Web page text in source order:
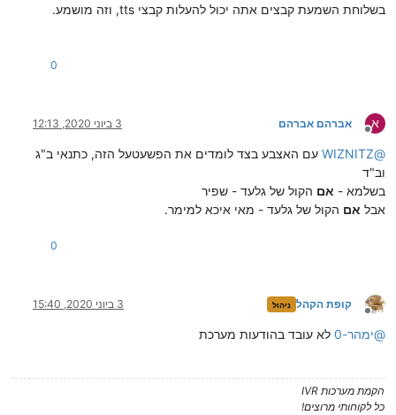
בשלוחת השמעת קבצים אתה יכול להעלות קבצי tts, וזה מושמע.
0
א
מנותק
אברהם אברהם 3 ביוני 2020, 12:13
@
WIZNITZ עם האצבע בצד לומדים את הפשעטעל הזה, כתנאי ב"ג
וב"ד
בשלמא - אם הקול של גלעד - שפיר
אבל אם הקול של גלעד - מאי איכא למימר.
0
מנותק
קופת הקהל ניהול 3 ביוני 2020, 15:40
@ימהר-0 לא עובד בהודעות מערכת
הקמת מערכות IVR
כל לקוחותי מרוצים!